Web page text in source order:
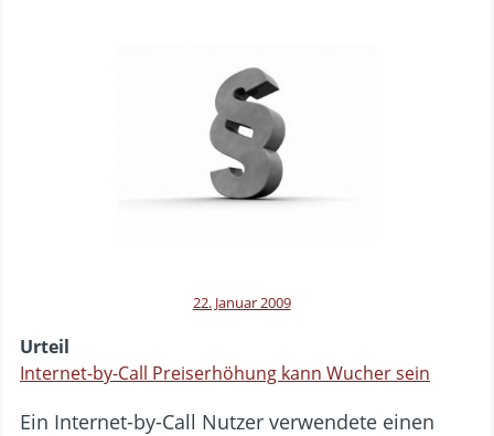
22. Januar 2009
Urteil
Internet-by-Call Preiserhöhung kann Wucher sein
Ein Internet-by-Call Nutzer verwendete einen